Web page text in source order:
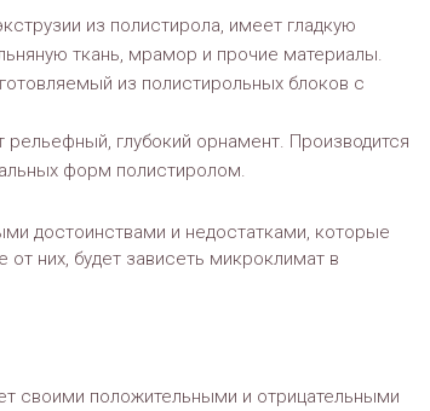
из полистирола, имеет гладкую
ткань, мрамор и прочие материалы.
из полистирольных блоков с
глубокий орнамент. Производится
форм полистиролом.
достоинствами и недостатками, которые
них, будет зависеть микроклимат в
своими положительными и отрицательными